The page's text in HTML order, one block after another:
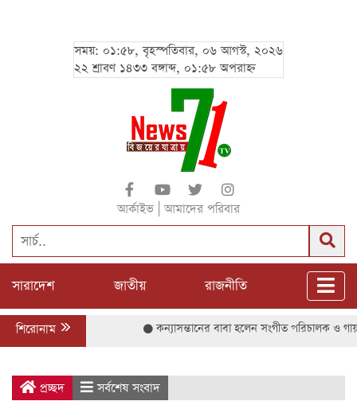
সময়: ০১:৫৮, বৃহস্পতিবার, ০৬ আগস্ট, ২০২৬
২২ শ্রাবণ ১৪৩৩ বঙ্গাব্দ, ০১:৫৮ অপরাহ্ন
আর্কাইভ আমাদের পরিবার
সারাদেশ জাতীয় রাজনীতি
শিরোনাম কন্যাসন্তানের বাবা হলেন সংগীত পরিচালক ও গায়ক
প্রচ্ছদ সর্বশেষ সংবাদ